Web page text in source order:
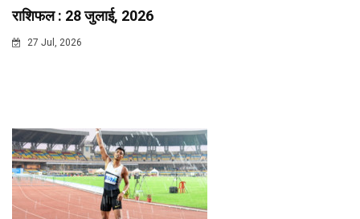
राशिफल : 28 जुलाई, 2026
27 Jul, 2026